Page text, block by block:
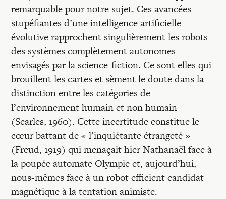
remarquable pour notre sujet. Ces avancées
stupéfiantes d’une intelligence artificielle
évolutive rapprochent singulièrement les robots
des systèmes complètement autonomes
envisagés par la science-fiction. Ce sont elles qui
brouillent les cartes et sèment le doute dans la
distinction entre les catégories de
l’environnement humain et non humain
(Searles, 1960). Cette incertitude constitue le
cœur battant de « l’inquiétante étrangeté »
(Freud, 1919) qui menaçait hier Nathanaël face à
la poupée automate Olympie et, aujourd’hui,
nous-mêmes face à un robot efficient candidat
magnétique à la tentation animiste.